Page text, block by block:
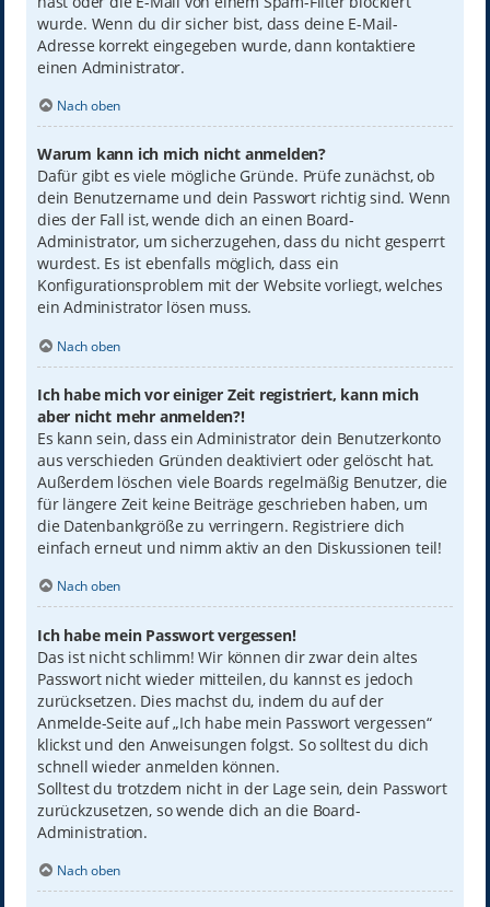
wurde. Wenn du dir sicher bist, dass deine E-Mail-
Adresse korrekt eingegeben wurde, dann kontaktiere
einen Administrator.
Nach oben
Warum kann ich mich nicht anmelden?
Dafür gibt es viele mögliche Gründe. Prüfe zunächst, ob
dein Benutzername und dein Passwort richtig sind. Wenn
dies der Fall ist, wende dich an einen Board-
Administrator, um sicherzugehen, dass du nicht gesperrt
wurdest. Es ist ebenfalls möglich, dass ein
Konfigurationsproblem mit der Website vorliegt, welches
ein Administrator lösen muss.
Nach oben
Ich habe mich vor einiger Zeit registriert, kann mich
aber nicht mehr anmelden?!
Es kann sein, dass ein Administrator dein Benutzerkonto
aus verschieden Gründen deaktiviert oder gelöscht hat.
Außerdem löschen viele Boards regelmäßig Benutzer, die
für längere Zeit keine Beiträge geschrieben haben, um
die Datenbankgröße zu verringern. Registriere dich
einfach erneut und nimm aktiv an den Diskussionen teil!
Nach oben
Ich habe mein Passwort vergessen!
Das ist nicht schlimm! Wir können dir zwar dein altes
Passwort nicht wieder mitteilen, du kannst es jedoch
zurücksetzen. Dies machst du, indem du auf der
Anmelde-Seite auf „Ich habe mein Passwort vergessen“
klickst und den Anweisungen folgst. So solltest du dich
schnell wieder anmelden können.
Solltest du trotzdem nicht in der Lage sein, dein Passwort
zurückzusetzen, so wende dich an die Board-
Administration.
Nach oben